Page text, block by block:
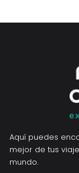
Aquí puedes
mejor de tus
mundo.